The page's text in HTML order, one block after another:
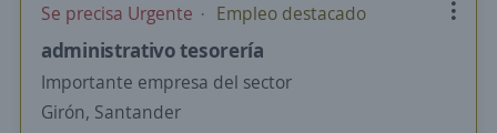
Se precisa Urgente Empleo destacado
administrativo tesorería
Importante empresa del sector
Girón, Santander